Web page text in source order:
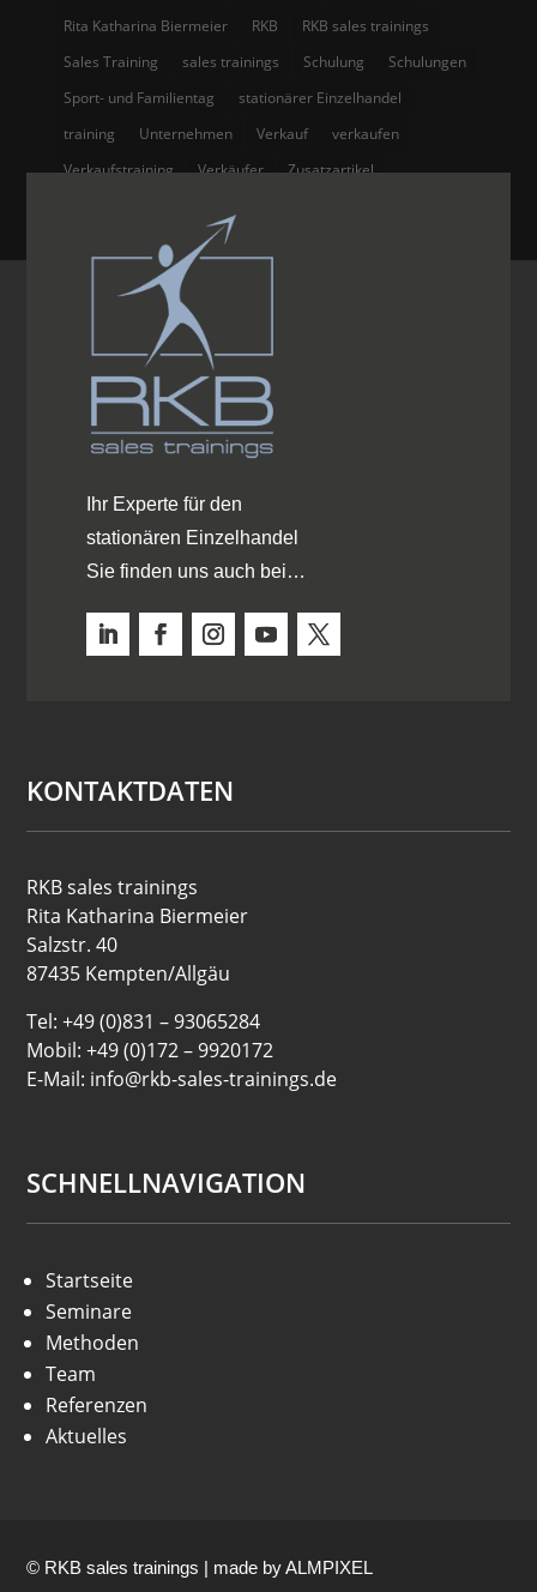
Rita Katharina Biermeier
RKB
RKB sales trainings
Sales Training
sales trainings Schulung
Schulungen
Sport- und Familientag
stationärer Einzelhandel
training
Unternehmen Verkauf
verkaufen
Verkaufstraining
Verkäufer Zusatzartikel
Ihr Experte für den
stationären Einzelhandel
Sie finden uns auch bei…
KONTAKTDATEN
RKB sales trainings
Rita Katharina Biermeier
Salzstr. 40
87435 Kempten/Allgäu
Tel: +49 (0)831 – 93065284
Mobil: +49 (0)172 – 9920172
E-Mail: info@rkb-sales-trainings.de
SCHNELLNAVIGATION
Startseite
Seminare
Methoden
Team
Referenzen
Aktuelles
© RKB sales trainings | made byALMPIXEL